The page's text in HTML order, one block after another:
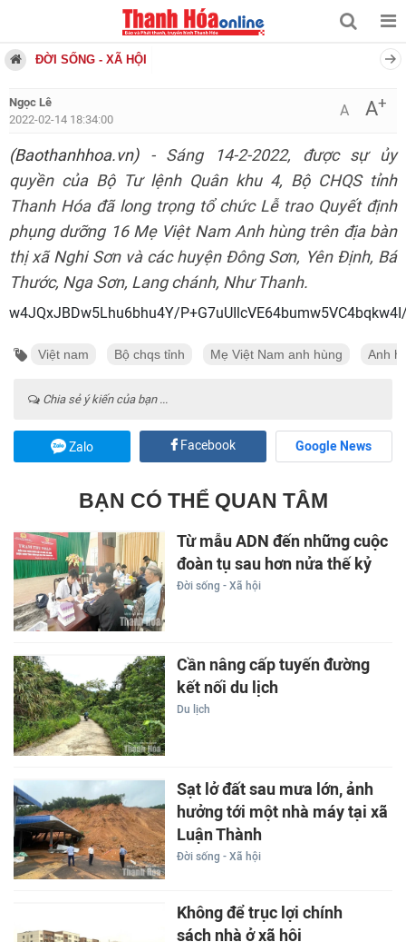
ĐỜI SỐNG - XÃ HỘI
Ngọc Lê
2022-02-14 18:34:00
A A+
(Baothanhhoa.vn)- Sáng 14-2-2022, được sự ủy
quyền của Bộ Tư lệnh Quân khu 4, Bộ CHQS tỉnh
Thanh Hóa đã long trọng tổ chức Lễ trao Quyết định
phụng dưỡng 16 Mẹ Việt Nam Anh hùng trên địa bàn
thị xã Nghi Sơn và các huyện Đông Sơn, Yên Định, Bá
Thước, Nga Sơn, Lang chánh, Như Thanh.
w4JQxJBDw5Lhu6bhu4Y/
Việt nam Bộ chqs tỉnh Mẹ Việt Nam anh hùng Anh
Chia sẻ ý kiến của bạn ...
Zalo Facebook Google News
BẠN CÓ THỂ QUAN TÂM
Từ mẫu ADN đến những cuộc
đoàn tụ sau hơn nửa thế kỷ
Đời sống - Xã hội
Cần nâng cấp tuyến đường
kết nối du lịch
Du lịch
Sạt lở đất sau mưa lớn, ảnh
hưởng tới một nhà máy tại xã
Luận Thành
Đời sống - Xã hội
Không để trục lợi chính
sách nhà ở xã hội